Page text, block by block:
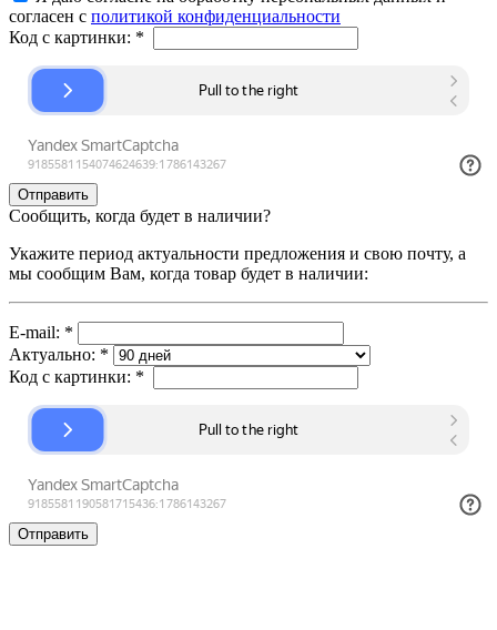
согласен с политикой конфиденциальности
Код с картинки: *
Сообщить, когда будет в наличии?
Укажите период актуальности предложения и свою почту, а
мы сообщим Вам, когда товар будет в наличии:
E-mail: *
Актуально: *
Код с картинки: *